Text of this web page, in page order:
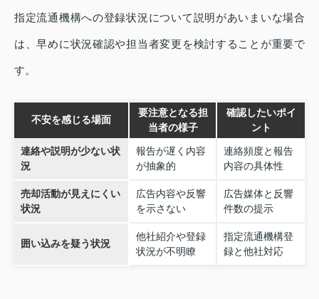
指定流通機構への登録状況について説明があいまいな場合
は、早めに状況確認や担当者変更を検討することが重要で
す。
不安を感じる場面
要注意となる担
当者の様子
確認したいポイ
ント
連絡や説明が少ない状
況
報告が遅く内容
が抽象的
連絡頻度と報告
内容の具体性
売却活動が見えにくい
状況
広告内容や反響
を示さない
広告媒体と反響
件数の提示
囲い込みを疑う状況
他社紹介や登録
状況が不明瞭
指定流通機構登
録と他社対応